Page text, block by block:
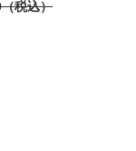
税込）